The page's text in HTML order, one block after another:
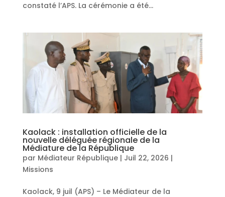
constaté l’APS. La cérémonie a été...
Kaolack : installation officielle de la
nouvelle déléguée régionale de la
Médiature de la République
par Médiateur République| Juil 22, 2026 |
Missions
Kaolack, 9 juil (APS) – Le Médiateur de la